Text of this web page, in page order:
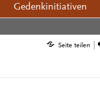
Gedenkinitiativen
Seite teilen